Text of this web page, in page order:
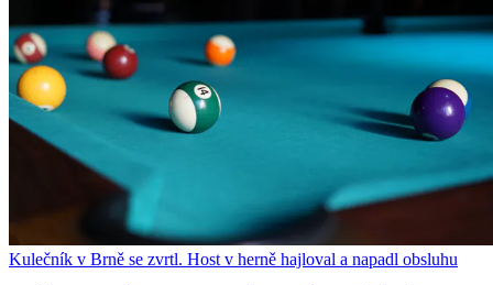
Kulečník v Brně se zvrtl. Host v herně hajloval a napadl obsluhu